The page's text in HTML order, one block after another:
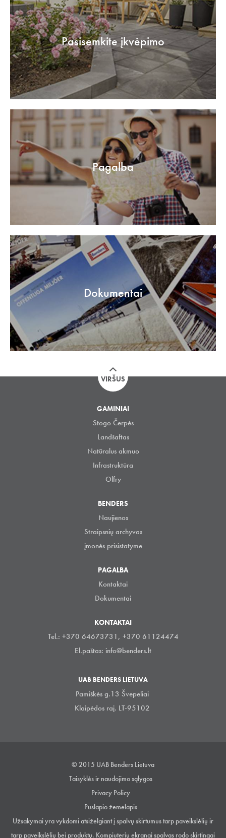
Pasisemkite įkvėpimo
Pagalba
Dokumentai
VIRŠUS
GAMINIAI
Stogo Čerpės
Landšaftas
Natūralus akmuo
Infrastruktūra
Olfry
BENDERS
Naujienos
Straipsnių archyvas
įmonės prisistatyme
PAGALBA
Kontaktai
Dokumentai
KONTAKTAI
Tel.: +370 64673731, +370 61124474
El.paštas: info@benders.lt
UAB BENDERS LIETUVA
Pamiškės g.13 Švepeliai
Klaipėdos raj. LT-95102
© 2015 UAB Benders Lietuva
Taisyklės ir naudojimo sąlygos
Privacy Policy
Puslapio žemelapis
Užsakymai yra vykdomi atsiželgiant į spalvų skirtumus tarp paveikslėlių ir
tarp paveikslėlių bei produktų. Kompiuterių ekranai spalvas rodo skirtingai